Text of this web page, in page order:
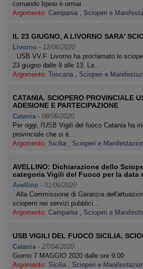
comando Irpino è ormai…
Argomento: Campania , Scioperi e
IL 23 GIUGNO, A LIVORNO SARA'
Livorno - 12/06/2020
USB VV.F. Livorno ha proclamato lo
23 giugno dalle 9 alle 13. La…
Argomento: Toscana , Scioperi e
CATANIA. SCIOPERO PROVINCIALE
ADESIONE E PARTECIPAZIONE
Catania - 08/06/2020
Per oggi, l'USB Vigili del fuoco Catania ha
provinciale che si è…
Argomento: Sicilia , Scioperi e
AVELLINO: Dichiarazione dello
categoria Vigili del Fuoco per la data
Avellino - 01/06/2020
Alla Commissione di Garanzia
sciopero nei servizi pubblici…
Argomento: Campania , Scioperi e
USB VIGILI DEL FUOCO SICILIA,
Catania - 27/04/2020
Giorno 7 MAGGIO 2020 dalle ore 9:00
Argomento: Sicilia , Scioperi e